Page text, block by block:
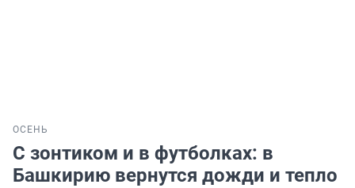
ОСЕНЬ
С зонтиком и в футболках: в
Башкирию вернутся дожди и тепло